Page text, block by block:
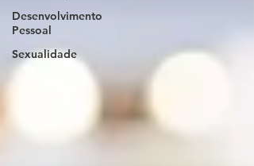
Desenvolvimento
Pessoal
Sexualidade